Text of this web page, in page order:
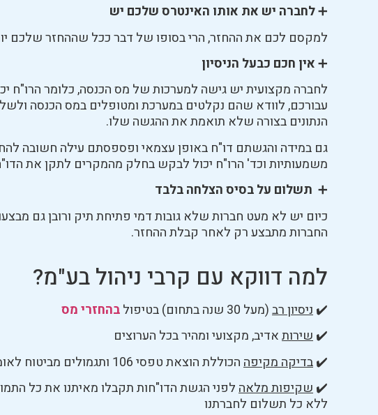
➕לחברה יש את אותו האינטרס שלכם יש
למקסם לכם את ההחזר, הרי בסופו של דבר ככל שההחזר שלכם
➕אין חכם כבעל הניסיון
לחברה מקצועית יש גישה למערכות של מס הכנסה, כלומר הרו"ח
עבורכם, לוודא שהם נקלטים במערכת ומטופלים במס הכנסה
הנתונים בצורה שלא תואמת את ההגשה שלו.
גם במידה והגשתם דו"ח באופן עצמאי ופספסתם עילה חשובה
משמעותיות וכד' הרו"ח יכול לבקש בחלק מהמקרים לתקן את
➕ תשלום על בסיס הצלחה בלבד
כיום יש לא מעט חברות שלא גובות דמי פתיחת תיק ורובן גם
החברות מתבצע רק לאחר קבלת ההחזר.
למה דווקא עם קרבי ניהול בע"מ?
✔️ניסיון רב(מעל 30 שנה בתחום) בטיפול
בהחזרי מס
✔️שירותאדיב, מקצועי ומהיר בכל הערוצים
✔️בדיקה מקיפההכוללת הוצאת טפסי 106 ותגמולים מביטוח לאומי ובדיקה מקצועית של שני רואי חשבון
✔️שקיפות מלאהלפני הגשת הדו"חות תקבלו מאיתנו את כל
ללא כל תשלום לחברתנו